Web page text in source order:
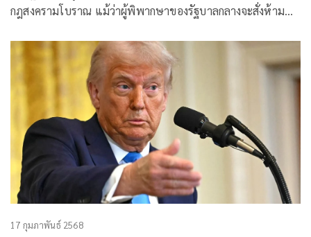
กฎสงครามโบราณ แม้ว่าผู้พิพากษาของรัฐบาลกลางจะสั่งห้าม
17 กุมภาพันธ์ 2568